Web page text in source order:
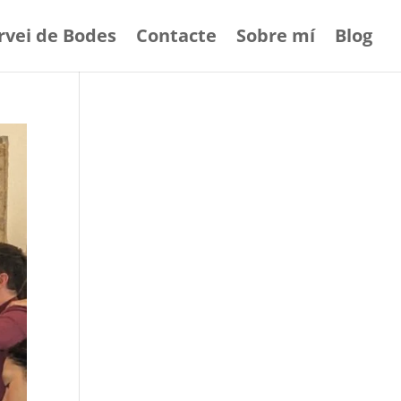
de Bodes Contacte Sobre mí Blog